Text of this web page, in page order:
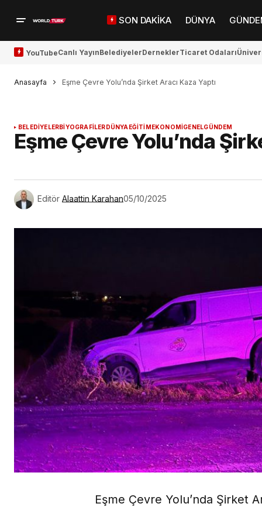
SON DAKİKA DÜNYA
YouTubeCanlı YayınBelediyelerDerneklerTicaret Odaları
Anasayfa Eşme Çevre Yolu’nda Şirket Aracı Kaza Yaptı
BELEDİYELERBİYOGRAFİLERDÜNYA EĞİTİMEKONOMİGENELGÜNDEM
Eşme Çevre Yolu’nda
Editör Alaattin Karahan05/10/2025
Eşme Çevre Yolu’nda Şirket